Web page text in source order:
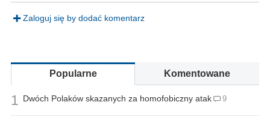
Zaloguj się by dodać komentarz
Popularne Komentowane
1 Dwóch Polaków skazanych za homofobiczny atak 9